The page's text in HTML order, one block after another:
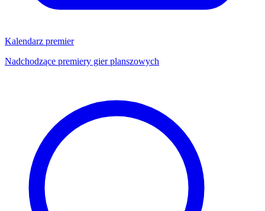
Kalendarz premier
Nadchodzące premiery gier planszowych